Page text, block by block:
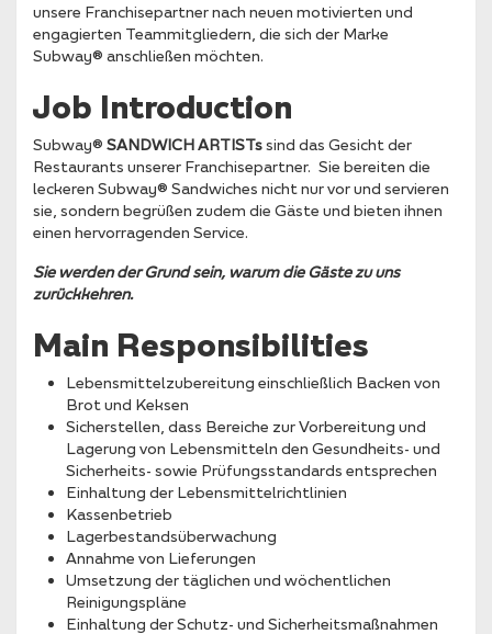
unsere Franchisepartner nach neuen motivierten und
engagierten Teammitgliedern, die sich der Marke
Subway® anschließen möchten.
Job Introduction
Subway® SANDWICH ARTISTssind das Gesicht der
Restaurants unserer Franchisepartner. Sie bereiten die
leckeren Subway® Sandwiches nicht nur vor und servieren
sie, sondern begrüßen zudem die Gäste und bieten ihnen
einen hervorragenden Service.
Sie werden der Grund sein, warum die Gäste zu uns
zurückkehren.
Main Responsibilities
Lebensmittelzubereitung einschließlich Backen von
Brot und Keksen
Sicherstellen, dass Bereiche zur Vorbereitung und
Lagerung von Lebensmitteln den Gesundheits- und
Sicherheits- sowie Prüfungsstandards entsprechen
Einhaltung der Lebensmittelrichtlinien
Kassenbetrieb
Lagerbestandsüberwachung
Annahme von Lieferungen
Umsetzung der täglichen und wöchentlichen
Reinigungspläne
Einhaltung der Schutz- und Sicherheitsmaßnahmen